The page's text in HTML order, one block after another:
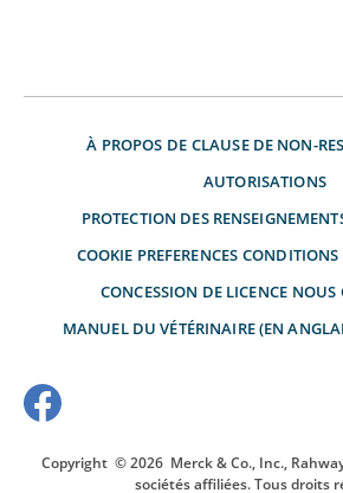
À PROPOS DE CLAUSE DE NON-
AUTORISATIONS
PROTECTION DES
COOKIE PREFERENCES
CONCESSION DE LICENCE NOUS
MANUEL DU VÉTÉRINAIRE (EN
Copyright © 2026 Merck & Co., Inc.,
sociétés affiliées. Tous droits